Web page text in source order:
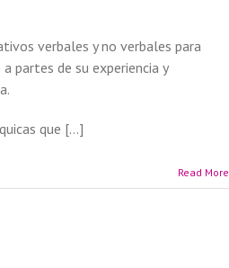
verbales y no verbales para
partes de su experiencia y
que […]
Read More